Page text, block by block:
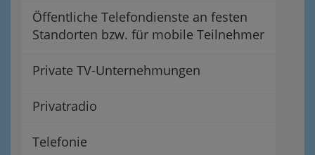
Öffentliche Telefondienste an festen
Standorten bzw. für mobile Teilnehmer
Private TV-Unternehmungen
Privatradio
Telefonie